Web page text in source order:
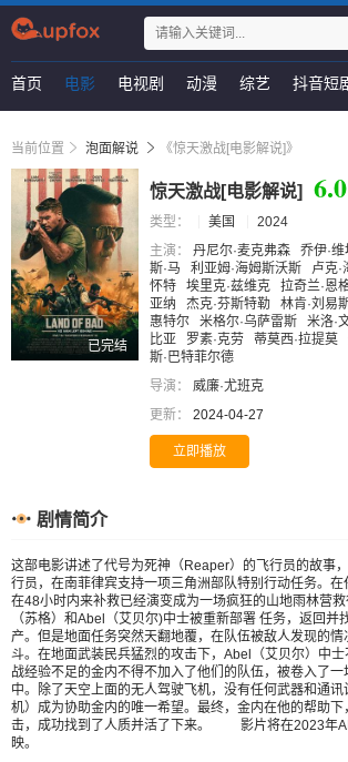
首页 电影 电视剧 动漫 综艺 抖音短
当前位置 泡面解说 《惊天激战[电影解说]》
已完结
惊天激战[电影解说] 6.0
类型： 美国
2024
主演：
丹尼尔·麦克弗森 乔伊·
斯·马
利亚姆·海姆斯沃斯 卢克·
怀特
埃里克·兹维克 拉奇兰·恩
亚纳
杰克·芬斯特勒 林肯·刘易
惠特尔
米格尔·乌萨雷斯 米洛·
比亚
罗素·克劳 蒂莫西·拉提莫
斯·巴特菲尔德
导演：
威廉·尤班克
更新：
2024-04-27
立即播放
剧情简介
这部电影讲述了代号为死神（Reaper）的飞行员的故事
行员，在南菲律宾支持一项三角洲部队特别行动任务。
在48小时内来补救已经演变成为一场疯狂的山地雨林营
（苏格）和Abel（艾贝尔)中士被重新部署 任务，返回并
产。但是地面任务突然天翻地覆，在队伍被敌人发现的
斗。在地面武装民兵猛烈的攻击下，Abel（艾贝尔）中
战经验不足的金内不得不加入了他们的队伍，被卷入了
中。除了天空上面的无人驾驶飞机，没有任何武器和通讯
机）成为协助金内的唯一希望。最终，金内在他的帮助
击，成功找到了人质并活了下来。 影片将在2023年
映。